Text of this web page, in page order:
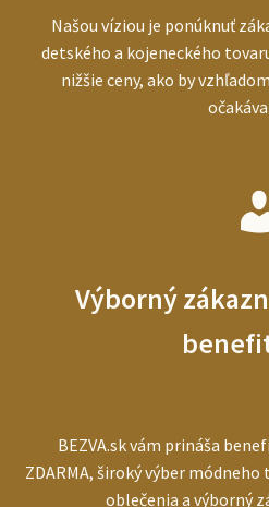
Našou víziou je ponúknuť
detského a kojeneckého
nižšie ceny, ako by
Výborný
BEZVA.sk vám prináša
ZDARMA, široký výber
oblečenia a výborný